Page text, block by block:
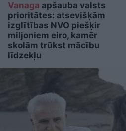
Vanaga apšauba valsts
prioritātes: atsevišķām
izglītības NVO piešķir
miljoniem eiro, kamēr
skolām trūkst mācību
līdzekļu